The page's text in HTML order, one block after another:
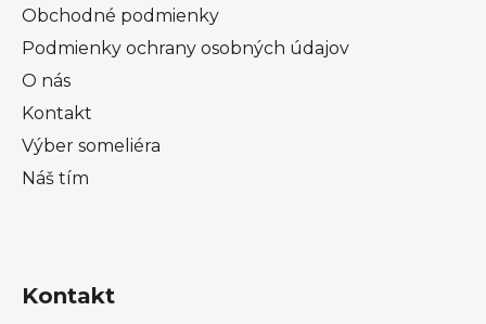
Obchodné podmienky
Podmienky ochrany osobných údajov
O nás
Kontakt
Výber someliéra
Náš tím
Kontakt